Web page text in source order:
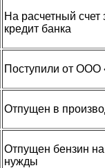
На расчетный счет
кредит банка
Поступили от ООО
Отпущен в
Отпущен бензин
нужды